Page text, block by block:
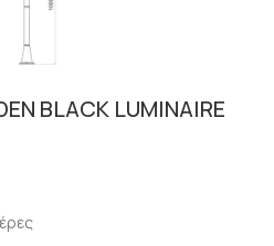
BLACK LUMINAIRE